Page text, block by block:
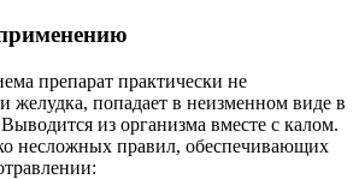
препарат практически не
желудка, попадает в неизменном виде в
из организма вместе с калом.
несложных правил, обеспечивающих